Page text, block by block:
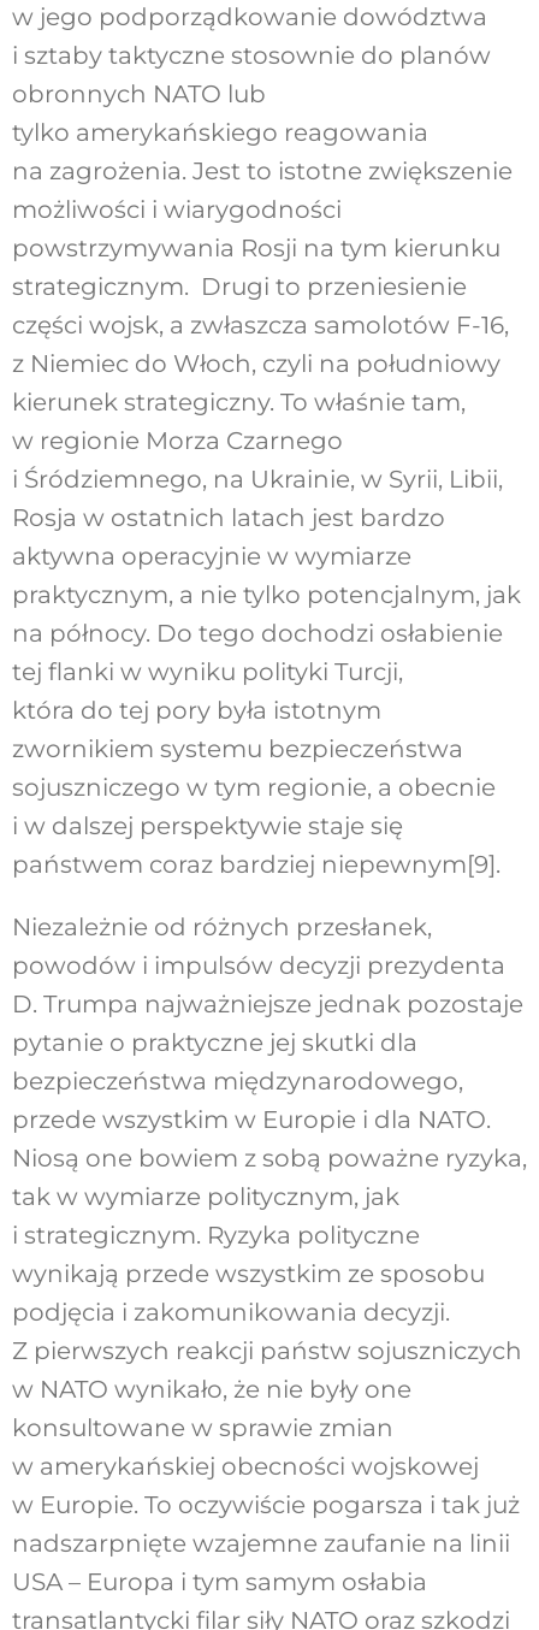
w jego podporządkowanie dowództwa
i sztaby taktyczne stosownie do planów
obronnych NATO lub
tylko amerykańskiego reagowania
na zagrożenia. Jest to istotne zwiększenie
możliwości i wiarygodności
powstrzymywania Rosji na tym kierunku
strategicznym. Drugi to przeniesienie
części wojsk, a zwłaszcza samolotów F-16,
z Niemiec do Włoch, czyli na południowy
kierunek strategiczny. To właśnie tam,
w regionie Morza Czarnego
i Śródziemnego, na Ukrainie, w Syrii, Libii,
Rosja w ostatnich latach jest bardzo
aktywna operacyjnie w wymiarze
praktycznym, a nie tylko potencjalnym, jak
na północy. Do tego dochodzi osłabienie
tej flanki w wyniku polityki Turcji,
która do tej pory była istotnym
zwornikiem systemu bezpieczeństwa
sojuszniczego w tym regionie, a obecnie
i w dalszej perspektywie staje się
państwem coraz bardziej niepewnym[9].
Niezależnie od różnych przesłanek,
powodów i impulsów decyzji prezydenta
D. Trumpa najważniejsze jednak pozostaje
pytanie o praktyczne jej skutki dla
bezpieczeństwa międzynarodowego,
przede wszystkim w Europie i dla NATO.
Niosą one bowiem z sobą poważne ryzyka,
tak w wymiarze politycznym, jak
i strategicznym. Ryzyka polityczne
wynikają przede wszystkim ze sposobu
podjęcia i zakomunikowania decyzji.
Z pierwszych reakcji państw sojuszniczych
w NATO wynikało, że nie były one
konsultowane w sprawie zmian
w amerykańskiej obecności wojskowej
w Europie. To oczywiście pogarsza i tak już
nadszarpnięte wzajemne zaufanie na linii
USA – Europa i tym samym osłabia
transatlantycki filar siły NATO oraz szkodzi